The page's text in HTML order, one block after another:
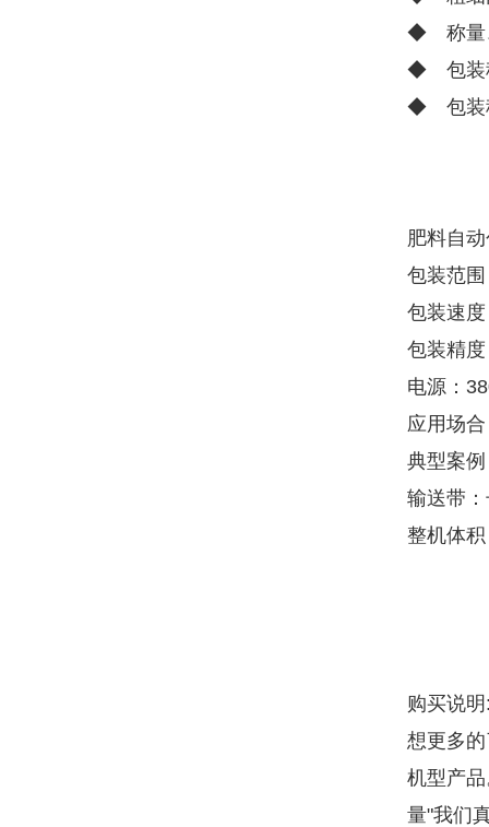
◆ 称量
◆ 包装
◆ 包装
肥料自
包装范
包装速
包装精
电源：
应用场
典型案
输送带
整机体
购买说明
想更多
机型产
量"我们